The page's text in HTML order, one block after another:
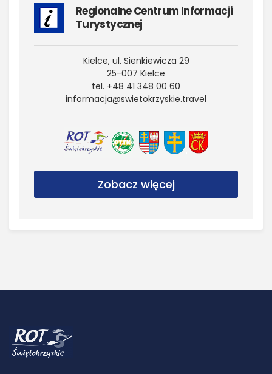
Regionalne Centrum Informacji
Turystycznej
Kielce, ul. Sienkiewicza 29
25-007 Kielce
tel. +48 41 348 00 60
informacja@​swietokrzyskie.​travel
Zobacz więcej